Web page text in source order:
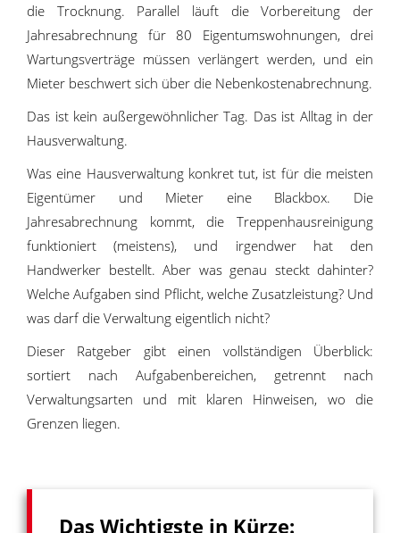
die Trocknung. Parallel läuft die Vorbereitung der
Jahresabrechnung für 80 Eigentumswohnungen, drei
Wartungsverträge müssen verlängert werden, und ein
Mieter beschwert sich über die Nebenkostenabrechnung.
Das ist kein außergewöhnlicher Tag. Das ist Alltag in der
Hausverwaltung.
Was eine Hausverwaltung konkret tut, ist für die meisten
Eigentümer und Mieter eine Blackbox. Die
Jahresabrechnung kommt, die Treppenhausreinigung
funktioniert (meistens), und irgendwer hat den
Handwerker bestellt. Aber was genau steckt dahinter?
Welche Aufgaben sind Pflicht, welche Zusatzleistung? Und
was darf die Verwaltung eigentlich nicht?
Dieser Ratgeber gibt einen vollständigen Überblick:
sortiert nach Aufgabenbereichen, getrennt nach
Verwaltungsarten und mit klaren Hinweisen, wo die
Grenzen liegen.
Das Wichtigste in Kürze: